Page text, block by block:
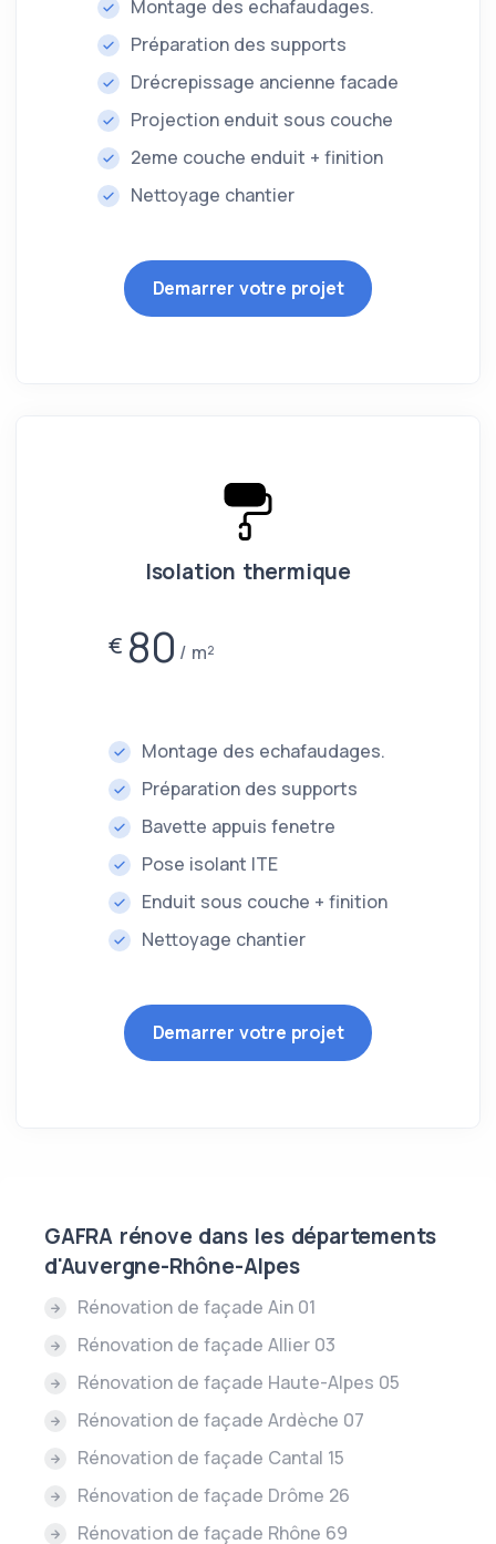
Montage des echafaudages.
Préparation des supports
Drécrepissage ancienne facade
Projection enduit sous couche
2eme couche enduit + finition
Nettoyage chantier
Demarrer votre projet
Isolation thermique
€ 80 m²
Montage des echafaudages.
Préparation des supports
Bavette appuis fenetre
Pose isolant ITE
Enduit sous couche + finition
Nettoyage chantier
Demarrer votre projet
GAFRA rénove dans les départements
d'Auvergne-Rhône-Alpes
Rénovation de façade Ain 01
Rénovation de façade Allier 03
Rénovation de façade Haute-Alpes 05
Rénovation de façade Ardèche 07
Rénovation de façade Cantal 15
Rénovation de façade Drôme 26
Rénovation de façade Rhône 69